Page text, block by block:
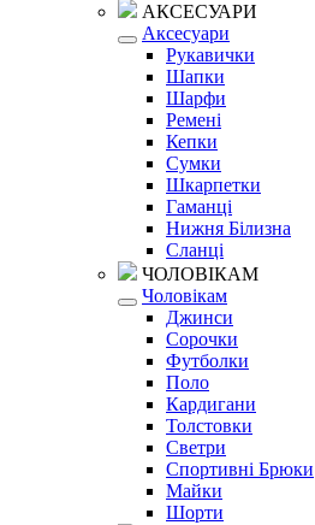
АКСЕСУАРИ
Аксесуари
Рукавички
Шапки
Шарфи
Ремені
Кепки
Сумки
Шкарпетки
Гаманці
Нижня Білизна
Сланці
ЧОЛОВІКАМ
Чоловікам
Джинси
Сорочки
Футболки
Поло
Кардигани
Толстовки
Светри
Спортивні Брюки
Майки
Шорти